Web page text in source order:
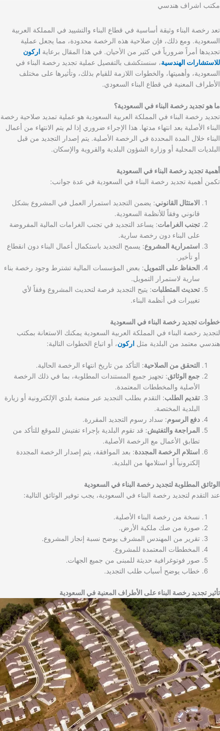
مكتب اشراف هندسي
تعد رخصة البناء وثيقة أساسية في قطاع البناء والتشييد في المملكة العربية
السعودية. ومع ذلك، فإن صلاحية هذه الرخصة محدودة، مما يجعل عملية
تجديدها أمراً ضرورياً في كثير من الأحيان. في هذا المقال برعاية اركون
للاستشارات الهندسية، سنستكشف بالتفصيل عملية تجديد رخصة البناء في
السعودية، وأهميتها، والخطوات اللازمة للقيام بذلك، وتأثيرها على مختلف
الأطراف المعنية في قطاع البناء السعودي.
ما هو تجديد رخصة البناء في السعودية؟
تجديد رخصة البناء في المملكة العربية السعودية هو عملية تمديد صلاحية رخصة
البناء الأصلية بعد انتهاء مدتها. هذا الإجراء ضروري إذا لم يتم الانتهاء من أعمال
البناء خلال المدة المحددة في الرخصة الأصلية. يتم إصدار التجديد من قبل
البلديات المحلية أو وزارة الشؤون البلدية والقروية والإسكان.
أهمية تجديد رخصة البناء في السعودية
تكمن أهمية تجديد رخصة البناء في السعودية في عدة جوانب:
الامتثال القانوني: يضمن التجديد استمرار العمل في المشروع بشكل
قانوني وفقاً للأنظمة السعودية.
تجنب الغرامات: يساعد التجديد في تجنب الغرامات المالية المفروضة
على البناء دون رخصة سارية.
استمرارية المشروع: يسمح التجديد باستكمال أعمال البناء دون انقطاع
أو تأخير.
الحفاظ على التمويل: بعض المؤسسات المالية تشترط وجود رخصة بناء
سارية لاستمرار التمويل.
تحديث المتطلبات: يتيح التجديد فرصة لتحديث المشروع وفقاً لأي
تغييرات في أنظمة البناء.
خطوات تجديد رخصة البناء في السعودية
لتجديد رخصة البناء في المملكة العربية السعودية يمكنك الاستعانة بمكتب
هندسي معتمد من البلدية مثل اركون، أو اتباع الخطوات التالية:
التحقق من الصلاحية: التأكد من تاريخ انتهاء الرخصة الحالية.
جمع الوثائق: تجهيز جميع المستندات المطلوبة، بما في ذلك الرخصة
الأصلية والمخططات المعتمدة.
تقديم الطلب: التقدم بطلب التجديد عبر منصة بلدي الإلكترونية أو زيارة
البلدية المختصة.
دفع الرسوم: سداد رسوم التجديد المقررة.
المراجعة والتفتيش: قد تقوم البلدية بإجراء تفتيش للموقع للتأكد من
تطابق الأعمال مع الرخصة الأصلية.
استلام الرخصة المجددة: بعد الموافقة، يتم إصدار الرخصة المجددة
إلكترونياً أو استلامها من البلدية.
الوثائق المطلوبة لتجديد رخصة البناء في السعودية
عند التقدم لتجديد رخصة البناء في السعودية، يجب توفير الوثائق التالية:
نسخة من رخصة البناء الأصلية.
صورة من صك ملكية الأرض.
تقرير من المهندس المشرف يوضح نسبة إنجاز المشروع.
المخططات المعتمدة للمشروع.
صور فوتوغرافية حديثة للمبنى من جميع الجهات.
خطاب يوضح أسباب طلب التجديد.
تأثير تجديد رخصة البناء على الأطراف المعنية في السعودية